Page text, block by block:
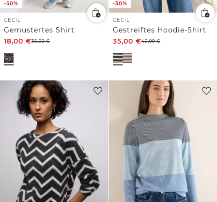
-50%
CECIL
Gemustertes Shirt
18,00 €35,99€
-30%
CECIL
Gestreiftes Hoodie-Shirt
35,00 €49,99€